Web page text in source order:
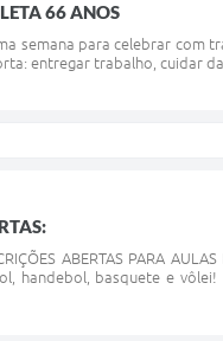
66 ANOS
semana para celebrar com
entregar trabalho, cuidar
ABERTAS PARA
handebol, basquete e